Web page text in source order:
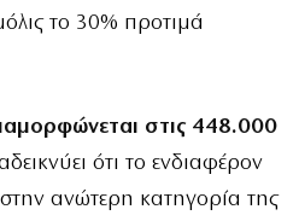
το 30% προτιμά
στις 448.000
ότι το ενδιαφέρον
ανώτερη κατηγορία της